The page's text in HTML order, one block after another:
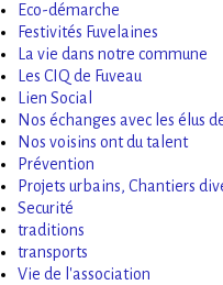
Eco-démarche
Festivités Fuvelaines
La vie dans notre commune
Les CIQ de Fuveau
Lien Social
Nos échanges avec les élus
Nos voisins ont du talent
Prévention
Projets urbains, Chantiers
Securité
traditions
transports
Vie de l'association